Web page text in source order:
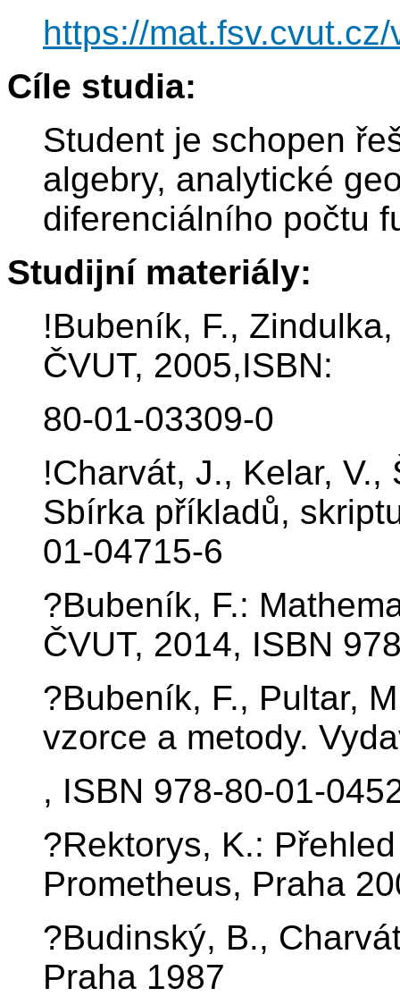
https://
Cíle studia:
Student je schopen
algebry, analytické
diferenciálního počtu
Studijní materiály:
!Bubeník, F.,
ČVUT, 2005,ISBN:
80-01-03309-0
!Charvát, J., Kelar,
Sbírka příkladů,
01-04715-6
?Bubeník, F.:
ČVUT, 2014, ISBN
?Bubeník, F., Pultar,
vzorce a metody.
, ISBN 978-80-01-
?Rektorys, K.:
Prometheus, Praha
?Budinský, B.,
Praha 1987